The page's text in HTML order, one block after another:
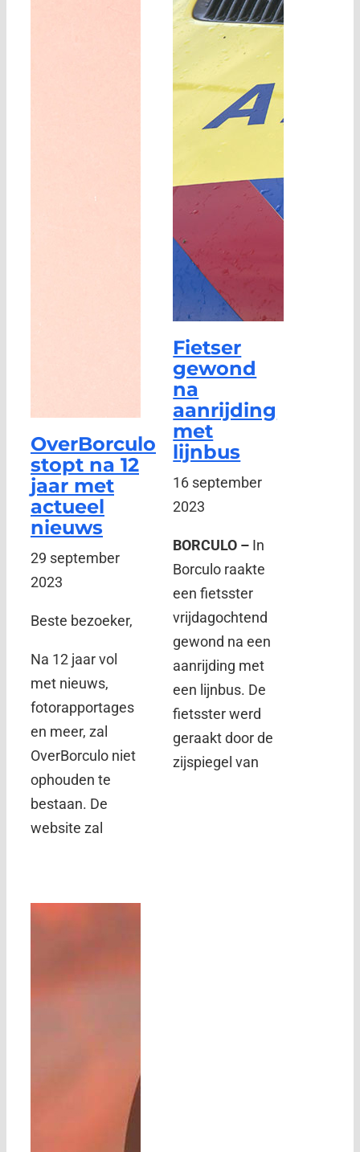
OverBorculo
stopt na 12
jaar met
actueel
nieuws
29 september
2023
Beste bezoeker,
Na 12 jaar vol
met nieuws,
fotorapportages
en meer, zal
OverBorculo niet
ophouden te
bestaan. De
website zal
Fietser
gewond
na
aanrijding
met
lijnbus
16 september
2023
BORCULO – In
Borculo raakte
een fietsster
vrijdagochtend
gewond na een
aanrijding met
een lijnbus. De
fietsster werd
geraakt door de
zijspiegel van